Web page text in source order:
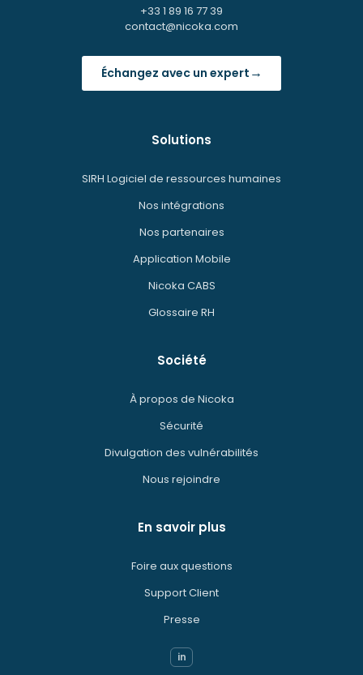
+33 1 89 16 77 39
contact@nicoka.com
Échangez avec un expert →
Solutions
SIRH Logiciel de ressources humaines
Nos intégrations
Nos partenaires
Application Mobile
Nicoka CABS
Glossaire RH
Société
À propos de Nicoka
Sécurité
Divulgation des vulnérabilités
Nous rejoindre
En savoir plus
Foire aux questions
Support Client
Presse
in